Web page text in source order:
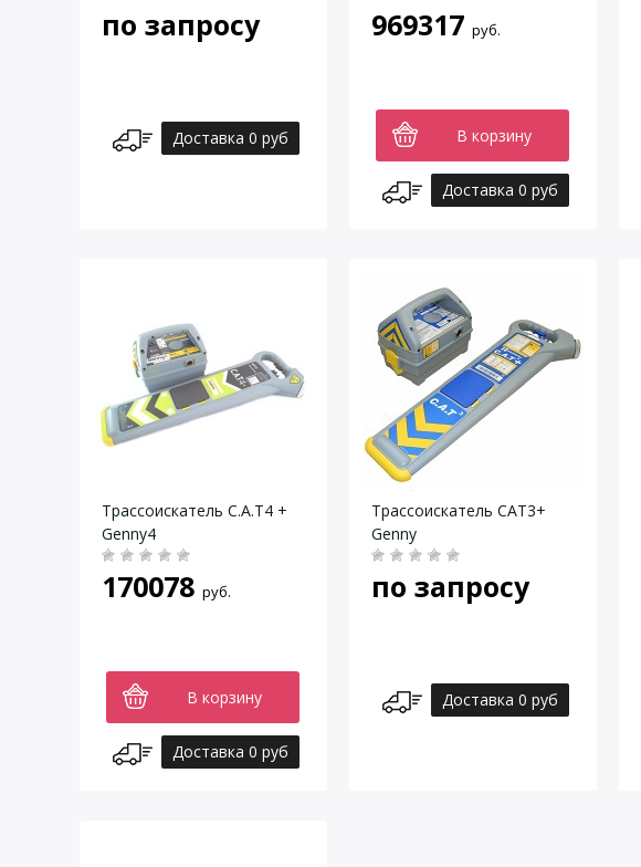
по запросу
Доставка 0 руб
969317 руб.
В корзину
Доставка 0 руб
Трассоискатель C.A.T4 +
Genny4
170078 руб.
В корзину
Доставка 0 руб
Трассоискатель CAT3+
Genny
по запросу
Доставка 0 руб